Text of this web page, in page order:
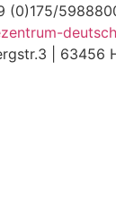
(0)175/
| 63456